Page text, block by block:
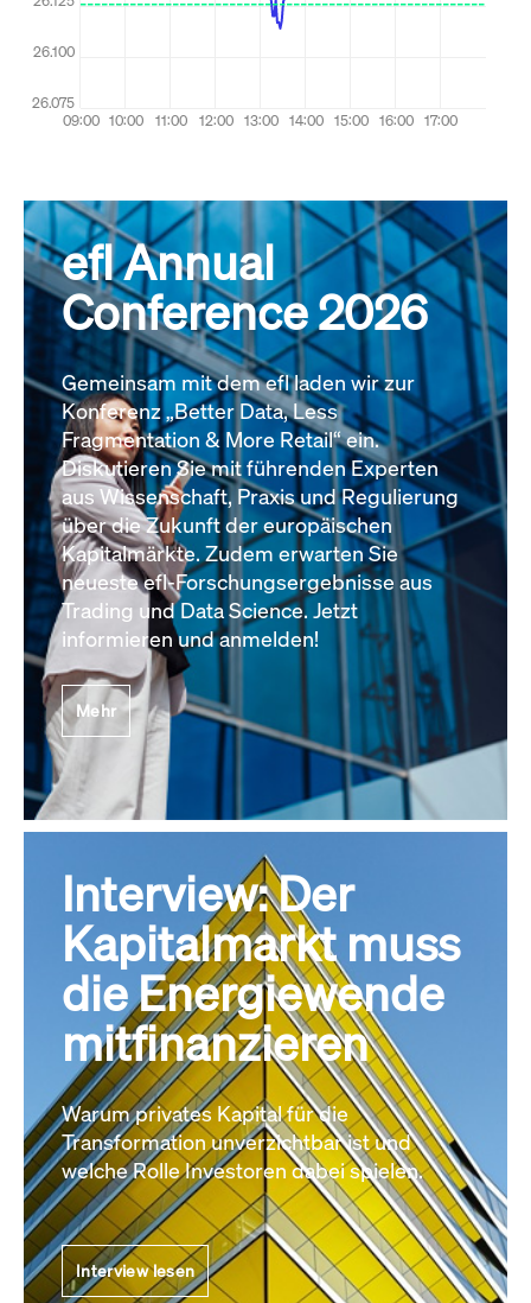
efl Annual
Conference 2026
Gemeinsam mit dem efl laden wir zur
Konferenz „Better Data, Less
Fragmentation & More Retail“ ein.
Diskutieren Sie mit führenden Experten
aus Wissenschaft, Praxis und Regulierung
über die Zukunft der europäischen
Kapitalmärkte. Zudem erwarten Sie
neueste efl-Forschungsergebnisse aus
Trading und Data Science. Jetzt
informieren und anmelden!
Mehr
Interview: Der
Kapitalmarkt muss
die Energiewende
mitfinanzieren
Warum privates Kapital für die
Transformation unverzichtbar ist und
welche Rolle Investoren dabei spielen.
Interview lesen